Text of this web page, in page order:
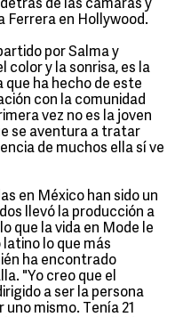
de las cámaras y
Ferrera en Hollywood.
por Salma y
color y la sonrisa, es la
ha hecho de este
con la comunidad
vez no es la joven
se aventura a tratar
de muchos ella sí ve
en México han sido un
llevó la producción a
que la vida en Mode le
lo que más
ha encontrado
"Yo creo que el
a ser la persona
uno mismo. Tenía 21